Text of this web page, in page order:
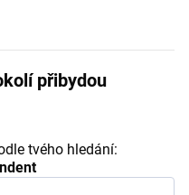
přibydou
tvého hledání: